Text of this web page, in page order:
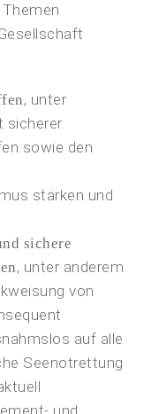
, unter
sicherer
sowie den
stärken und
sichere
, unter anderem
von
auf alle
Seenotrettung